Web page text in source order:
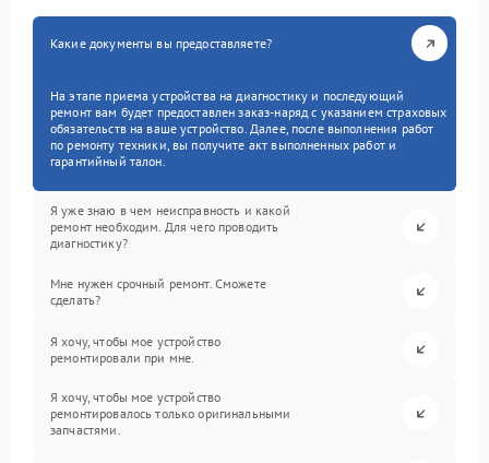
Какие документы вы предоставляете?
На этапе приема устройства на диагностику и последующий
ремонт вам будет предоставлен заказ-наряд с указанием страховых
обязательств на ваше устройство. Далее, после выполнения работ
по ремонту техники, вы получите акт выполненных работ и
гарантийный талон.
Я уже знаю в чем неисправность и какой
ремонт необходим. Для чего проводить
диагностику?
Мне нужен срочный ремонт. Сможете
сделать?
Я хочу, чтобы мое устройство
ремонтировали при мне.
Я хочу, чтобы мое устройство
ремонтировалось только оригинальными
запчастями.